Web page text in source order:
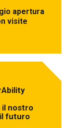
apertura
visite
il nostro
futuro